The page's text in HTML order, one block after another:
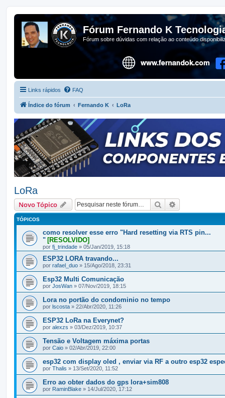
Fórum Fernando K
Fórum sobre dúvidas com relação ao conteúdo
Links rápidos FAQ
Índice do fórum Fernando K LoRa
LoRa
Novo Tópico Pesquisar
TÓPICOS
como resolver esse erro "Hard resetting via RTS pin...
" [RESOLVIDO]
por fj_trindade » 05/Jan/2019, 15:18
ESP32 LORA travando...
por rafael_duo » 15/Ago/2018, 23:31
Esp32 Multi Comunicação
por JosWan » 07/Nov/2019, 18:15
Lora no portão do condominio no tempo
por lscosta » 22/Abr/2020, 11:26
ESP32 LoRa na Everynet?
por alexzs » 03/Dez/2019, 10:37
Tensão e Voltagem máxima portas
por Caio » 02/Abr/2019, 22:00
esp32 com display oled , enviar via RF a outro esp32
por Thalis » 13/Set/2020, 11:52
Erro ao obter dados do gps lora+sim808
por RaminBlake » 14/Jul/2020, 17:12